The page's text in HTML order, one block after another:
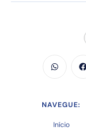
NAVEGUE:
Início